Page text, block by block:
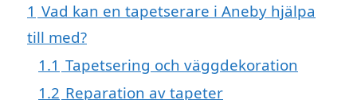
1 Vad kan en tapetserare i Aneby hjälpa
till med?
1.1 Tapetsering och väggdekoration
1.2 Reparation av tapeter